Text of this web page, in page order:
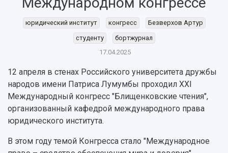
История
Рейтинги
Попечительский совет
Ученый совет
Ректорат
Кадровый резерв
Персоналии
Главные новости
Объявления
Пресс-центр
Газета "Полет"
Газета "Самарский университет"
Мы в соцсетях
Почему я выбираю Самарский университет?
Бакалавриат и специалитет
Учебные планы
Дополнительное образование
Институты и факультеты
Основные научные направления
Диссертационные советы
Подготовка научных кадров
Конкурс на замещение должностей научных
Научно-технический совет
Научные проекты и темы
Аспирантура и докторантура
Справочные материалы
юридический институт конгресс
Безверхов Артур
студенту
бортжурнал
17.04.2025
12 апреля в стенах Российского университета дружбы
народов имени Патриса Лумумбы проходил XXI
Международный конгресс "Блищенковские чтения",
организованный кафедрой международного права
юридического института.
В этом году темой Конгресса стало "Международное